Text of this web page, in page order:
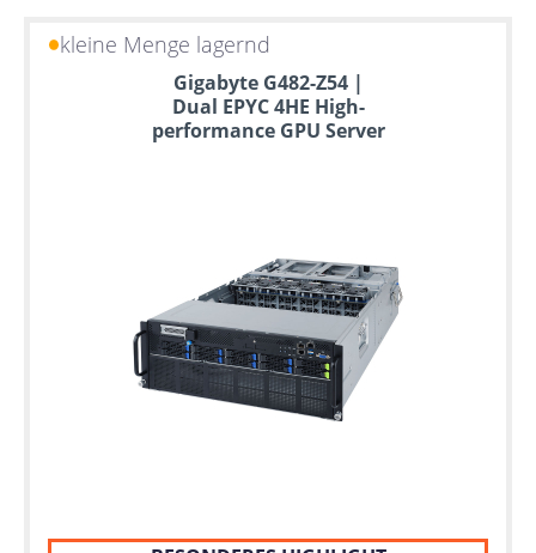
kleine Menge lagernd
Gigabyte G482-Z54 |
Dual EPYC 4HE High-
performance GPU Server